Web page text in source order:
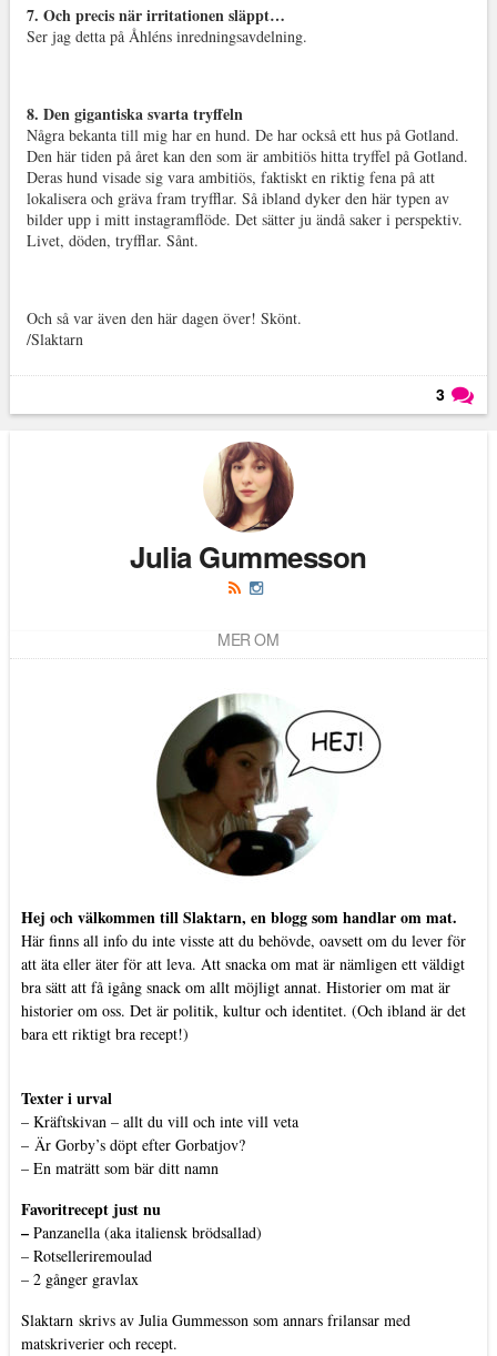
7. Och precis när irritationen släppt…
Ser jag detta på Åhléns inredningsavdelning.
8. Den gigantiska svarta tryffeln
Några bekanta till mig har en hund. De har också ett hus på Gotland.
Den här tiden på året kan den som är ambitiös hitta tryffel på Gotland.
Deras hund visade sig vara ambitiös, faktiskt en riktig fena på att
lokalisera och gräva fram tryfflar. Så ibland dyker den här typen av
bilder upp i mitt instagramflöde. Det sätter ju ändå saker i perspektiv.
Livet, döden, tryfflar. Sånt.
Och så var även den här dagen över! Skönt.
/Slaktarn
3
Julia Gummesson
MER OM
Hej och välkommen till Slaktarn, en blogg som handlar om mat.
Här finns all info du inte visste att du behövde, oavsett om du lever för
att äta eller äter för att leva. Att snacka om mat är nämligen ett väldigt
bra sätt att få igång snack om allt möjligt annat. Historier om mat är
historier om oss. Det är politik, kultur och identitet. (Och ibland är det
bara ett riktigt bra recept!)
Texter i urval
– Kräftskivan – allt du vill och inte vill veta
– Är Gorby’s döpt efter Gorbatjov?
– En maträtt som bär ditt namn
Favoritrecept just nu
– Panzanella (aka italiensk brödsallad)
– Rotselleriremoulad
– 2 gånger gravlax
Slaktarn skrivs av Julia Gummesson som annars frilansar med
matskriverier och recept.